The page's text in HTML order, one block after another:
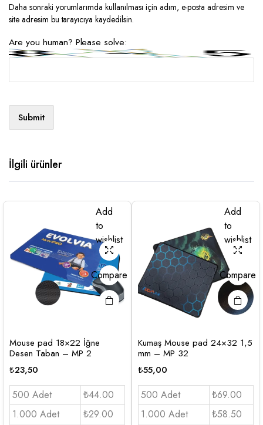
Daha sonraki yorumlarımda kullanılması için adım, e-posta adresim ve
site adresim bu tarayıcıya kaydedilsin.
Are you human? Please solve:
İlgili ürünler
Add
to
wishlist
Compare
Mouse pad 18×22 İğne
Desen Taban – MP 2
₺23,50
500 Adet
₺44.00
1.000 Adet
₺29.00
Add
to
wishlist
Compare
Kumaş Mouse pad 24×32 1,5
mm – MP 32
₺55,00
500 Adet
₺69.00
1.000 Adet
₺58.50